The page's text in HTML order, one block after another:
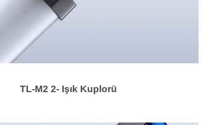
TL-M2 2- Işık Kuplorü